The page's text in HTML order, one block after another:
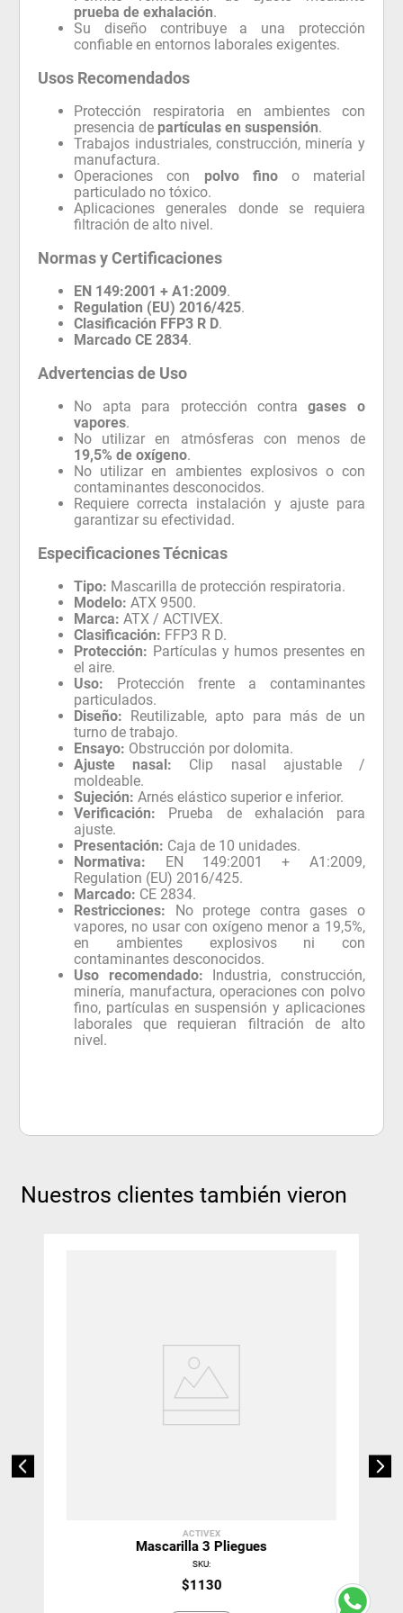
prueba de exhalación.
Su diseño contribuye a una protección
confiable en entornos laborales exigentes.
Usos Recomendados
Protección respiratoria en ambientes con
presencia de partículas en suspensión.
Trabajos industriales, construcción, minería y
manufactura.
Operaciones con polvo finoo material
particulado no tóxico.
Aplicaciones generales donde se requiera
filtración de alto nivel.
Normas y Certificaciones
EN 149:2001 + A1:2009.
Regulation (EU) 2016/425.
Clasificación FFP3 R D.
Marcado CE 2834.
Advertencias de Uso
No apta para protección contragases o
vapores.
No utilizar en atmósferas con menos de
19,5% de oxígeno.
No utilizar en ambientes explosivos o con
contaminantes desconocidos.
Requiere correcta instalación y ajuste para
garantizar su efectividad.
Especificaciones Técnicas
Tipo: Mascarilla de protección respiratoria.
Modelo: ATX 9500.
Marca: ATX / ACTIVEX.
Clasificación: FFP3 R D.
Protección: Partículas y humos presentes en
el aire.
Uso: Protección frente a contaminantes
particulados.
Diseño: Reutilizable, apto para más de un
turno de trabajo.
Ensayo: Obstrucción por dolomita.
Ajuste nasal: Clip nasal ajustable /
moldeable.
Sujeción: Arnés elástico superior e inferior.
Verificación: Prueba de exhalación para
ajuste.
Presentación: Caja de 10 unidades.
Normativa: EN 149:2001 + A1:2009,
Regulation (EU) 2016/425.
Marcado: CE 2834.
Restricciones: No protege contra gases o
vapores, no usar con oxígeno menor a 19,5%,
en ambientes explosivos ni con
contaminantes desconocidos.
Uso recomendado: Industria, construcción,
minería, manufactura, operaciones con polvo
fino, partículas en suspensión y aplicaciones
laborales que requieran filtración de alto
nivel.
Nuestros clientes también vieron
ACTIVEX
Mascarilla 3 Pliegues
SKU:
$1130